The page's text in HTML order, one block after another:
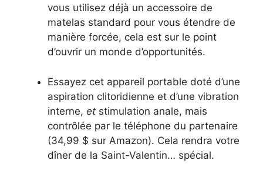
vous utilisez déjà un accessoire de
matelas standard pour vous étendre de
manière forcée, cela est sur le point
d’ouvrir un monde d’opportunités.
Essayez cet appareil portable doté d’une
aspiration clitoridienne et d’une vibration
interne, et stimulation anale, mais
contrôlée par le téléphone du partenaire
(34,99 $ sur Amazon). Cela rendra votre
dîner de la Saint-Valentin… spécial.